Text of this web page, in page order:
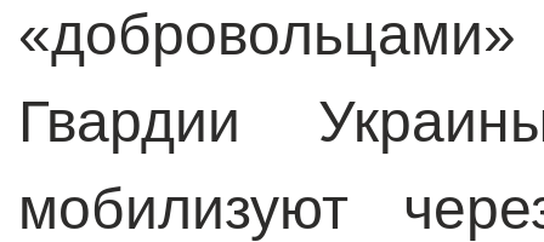
Гвардии
мобилизуют